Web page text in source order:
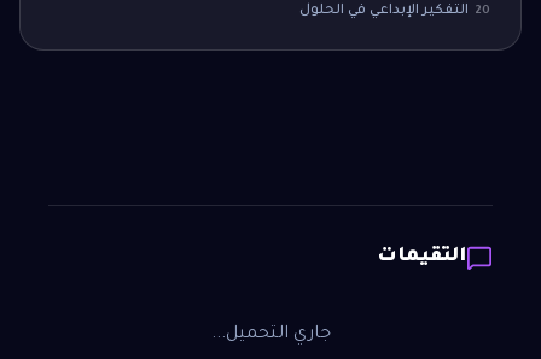
20 التفكير الإبداعي في الحلول
التقيمات
جاري التحميل...